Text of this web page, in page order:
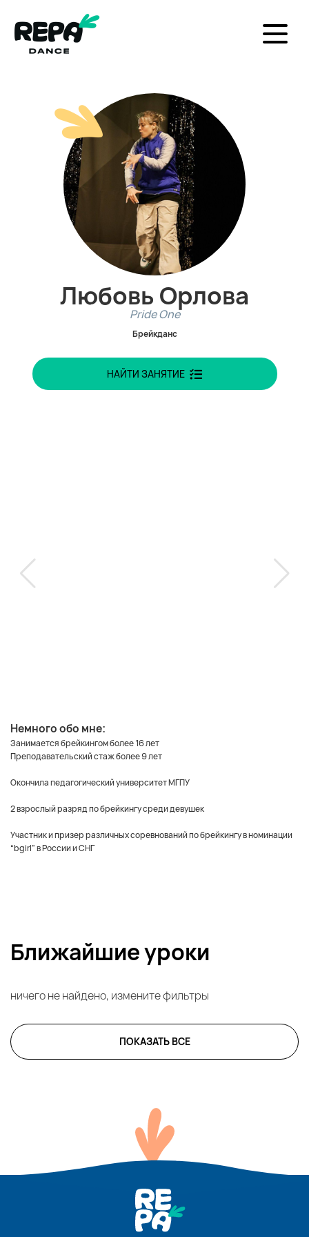
Любовь Орлова
Pride One
Брейкданс
НАЙТИ ЗАНЯТИЕ
Немного обо мне:
Занимается брейкингом более 16 лет
Преподавательский стаж более 9 лет
Окончила педагогический университет МГПУ
2 взрослый разряд по брейкингу среди девушек
Участник и призер различных соревнований по брейкингу в номинации
“bgirl” в России и СНГ
Ближайшие уроки
ничего не найдено, измените фильтры
ПОКАЗАТЬ ВСЕ